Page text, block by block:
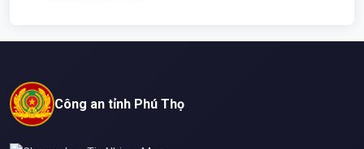
Công an tỉnh Phú Thọ